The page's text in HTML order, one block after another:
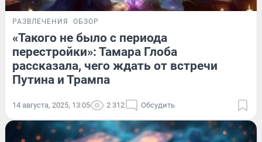
РАЗВЛЕЧЕНИЯ ОБЗОР
«Такого не было с периода
перестройки»: Тамара Глоба
рассказала, чего ждать от встречи
Путина и Трампа
14 августа, 2025, 13:05 2 312 Обсудить